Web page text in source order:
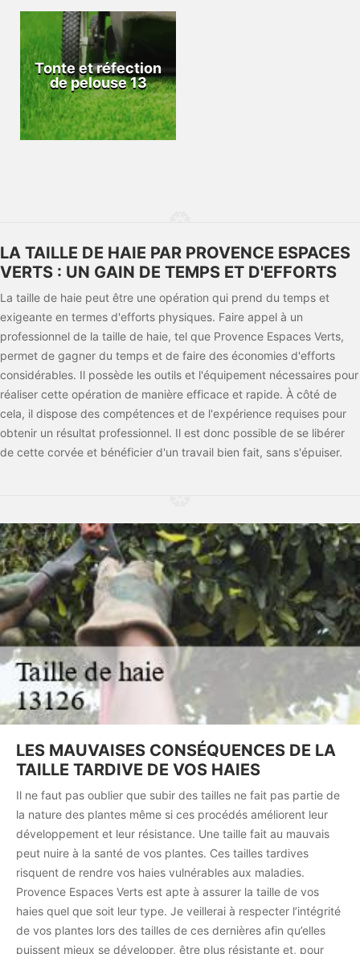
Tonte et réfection
de pelouse 13
LA TAILLE DE HAIE PAR PROVENCE ESPACES
VERTS : UN GAIN DE TEMPS ET D'EFFORTS
La taille de haie peut être une opération qui prend du temps et
exigeante en termes d'efforts physiques. Faire appel à un
professionnel de la taille de haie, tel que Provence Espaces Verts,
permet de gagner du temps et de faire des économies d'efforts
considérables. Il possède les outils et l'équipement nécessaires pour
réaliser cette opération de manière efficace et rapide. À côté de
cela, il dispose des compétences et de l'expérience requises pour
obtenir un résultat professionnel. Il est donc possible de se libérer
de cette corvée et bénéficier d'un travail bien fait, sans s'épuiser.
LES MAUVAISES CONSÉQUENCES DE LA
TAILLE TARDIVE DE VOS HAIES
Il ne faut pas oublier que subir des tailles ne fait pas partie de
la nature des plantes même si ces procédés améliorent leur
développement et leur résistance. Une taille fait au mauvais
peut nuire à la santé de vos plantes. Ces tailles tardives
risquent de rendre vos haies vulnérables aux maladies.
Provence Espaces Verts est apte à assurer la taille de vos
haies quel que soit leur type. Je veillerai à respecter l’intégrité
de vos plantes lors des tailles de ces dernières afin qu’elles
puissent mieux se développer, être plus résistante et, pour